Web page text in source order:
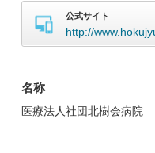
公式サイト
http://
名称
医療法人社団北樹会病院